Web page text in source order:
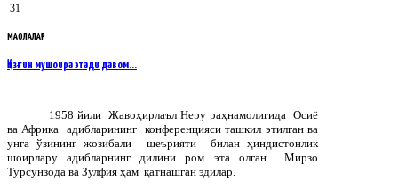
31
МАҚОЛАЛАР
Қизғин мушоира этади давом…
1958 йили Жавоҳирлаъл Неру раҳнамолигида Осиё
ва Африка адибларининг конференцияси ташкил этилган ва
унга ўзининг жозибали шеърияти билан ҳиндистонлик
шоирлару адибларнинг дилини ром эта олган Мирзо
Турсунзода ва Зулфия ҳам қатнашган эдилар.